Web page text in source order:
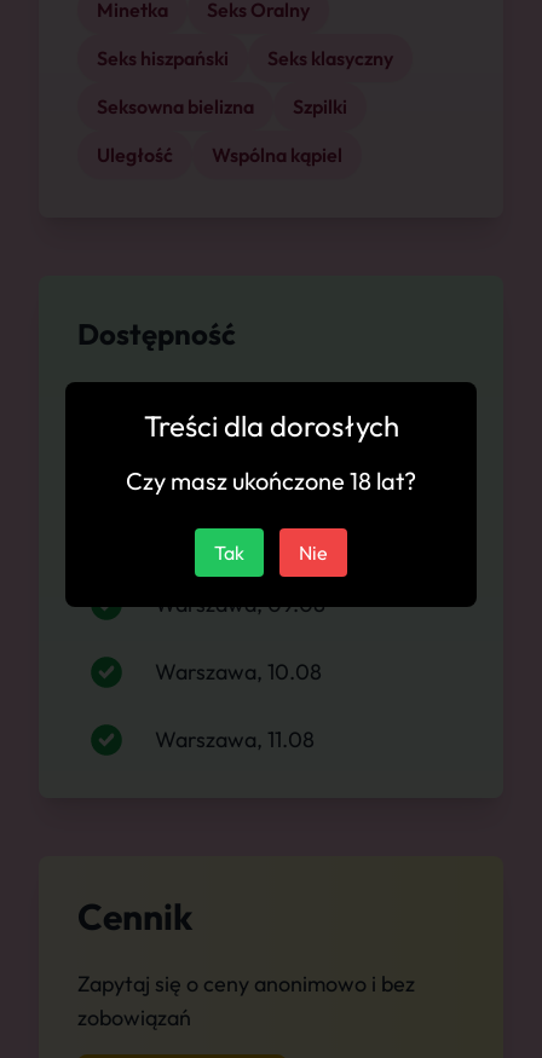
Minetka
Seks Oralny
Seks hiszpański
Seks klasyczny
Seksowna bielizna
Szpilki
Uległość
Wspólna kąpiel
Dostępność
Warszawa, 07.08
Warszawa, 08.08
Warszawa, 09.08
Warszawa, 10.08
Warszawa, 11.08
Cennik
Zapytaj się o ceny anonimowo i bez
zobowiązań
Treści dla dorosłych
Czy masz ukończone 18 lat?
Tak Nie